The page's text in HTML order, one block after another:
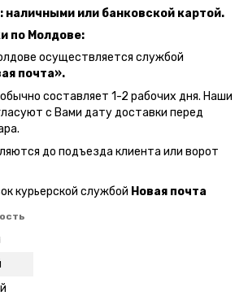
или банковской картой.
по Молдове:
осуществляется службой
почта».
составляет 1-2 рабочих дня. Наши
с Вами дату доставки перед
до подъезда клиента или ворот
курьерской службой Новая почта